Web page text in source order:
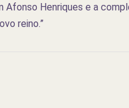
Afonso Henriques e a
reino.”